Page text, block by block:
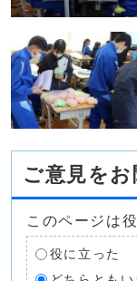
ご意見を
このページは
役に立った